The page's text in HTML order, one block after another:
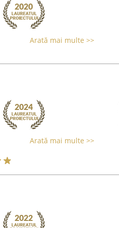
Arată mai multe >>
Arată mai multe >>